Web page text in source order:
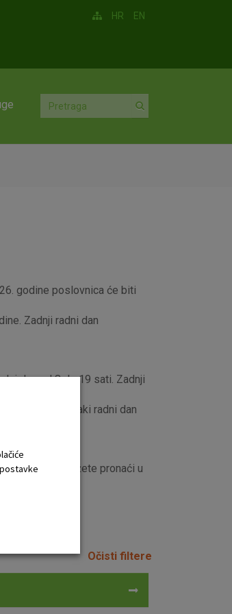
HR EN
godine poslovnica će biti
Zadnji radni dan
dan od 8 do 19 sati. Zadnji
te će raditi svaki radni dan
i usluge možete pronaći u
Očisti filtere